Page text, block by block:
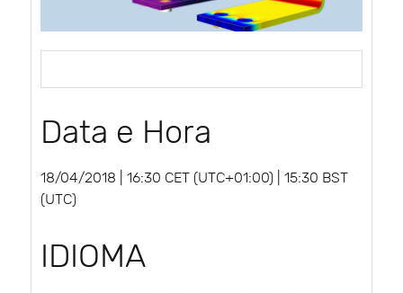
Data e Hora
18/04/2018 | 16:30 CET (UTC+01:00) | 15:30 BST
(UTC)
IDIOMA